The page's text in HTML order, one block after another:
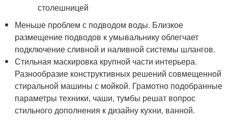
Меньше проблем с подводом воды. Близкое
размещение подводов к умывальнику облегчает
подключение сливной и наливной системы шлангов.
Стильная маскировка крупной части интерьера.
Разнообразие конструктивных решений совмещенной
стиральной машины с мойкой. Грамотно подобранные
параметры техники, чаши, тумбы решат вопрос
стильного дополнения к дизайну кухни, ванной.